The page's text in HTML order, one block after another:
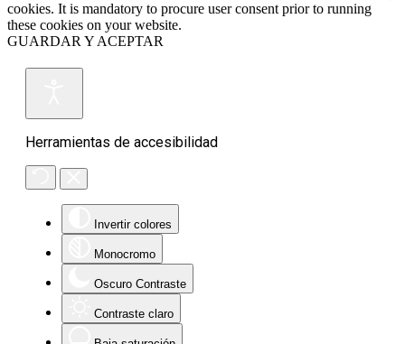
cookies. It is mandatory to procure user consent prior to running
these cookies on your website.
GUARDAR Y ACEPTAR
Herramientas de accesibilidad
Invertir colores
Monocromo
Oscuro Contraste
Contraste claro